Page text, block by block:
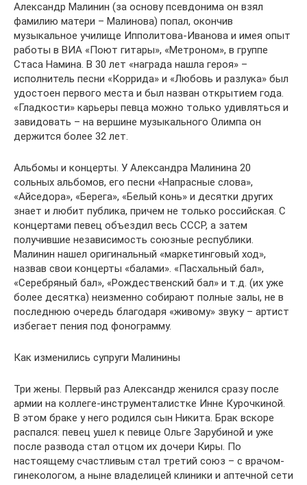
Александр Малинин (за основу псевдонима он взял
фамилию матери – Малинова) попал, окончив
музыкальное училище Ипполитова-Иванова и имея опыт
работы в ВИА «Поют гитары», «Метроном», в группе
Стаса Намина. В 30 лет «награда нашла героя» –
исполнитель песни «Коррида» и «Любовь и разлука» был
удостоен первого места и был назван открытием года.
«Гладкости» карьеры певца можно только удивляться и
завидовать – на вершине музыкального Олимпа он
держится более 32 лет.
Альбомы и концерты. У Александра Малинина 20
сольных альбомов, его песни «Напрасные слова»,
«Айседора», «Берега», «Белый конь» и десятки других
знает и любит публика, причем не только российская. С
концертами певец объездил весь СССР, а затем
получившие независимость союзные республики.
Малинин нашел оригинальный «маркетинговый ход»,
назвав свои концерты «балами». «Пасхальный бал»,
«Серебряный бал», «Рождественский бал» и т.д. (их уже
более десятка) неизменно собирают полные залы, не в
последнюю очередь благодаря «живому» звуку – артист
избегает пения под фонограмму.
Как изменились супруги Малинины
Три жены. Первый раз Александр женился сразу после
армии на коллеге-инструменталистке Инне Курочкиной.
В этом браке у него родился сын Никита. Брак вскоре
распался: певец ушел к певице Ольге Зарубиной и уже
после развода стал отцом их дочери Киры. По
настоящему счастливым стал третий союз – с врачом-
гинекологом, а ныне владелицей клиники и аптечной сети